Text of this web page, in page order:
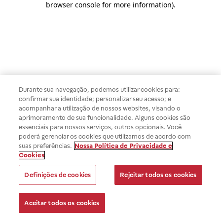
browser console for more information).
Durante sua navegação, podemos utilizar cookies para:
confirmar sua identidade; personalizar seu acesso; e
acompanhar a utilização de nossos websites, visando o
aprimoramento de sua funcionalidade. Alguns cookies são
essenciais para nossos serviços, outros opcionais. Você
poderá gerenciar os cookies que utilizamos de acordo com
suas preferências. Nossa Política de Privacidade e
Cookies
Definições de cookies Rejeitar todos os cookies
Aceitar todos os cookies